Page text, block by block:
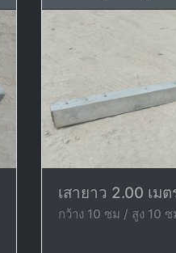
เสายาว 2.00 เม
กว้าง 10 ซม / สูง 10